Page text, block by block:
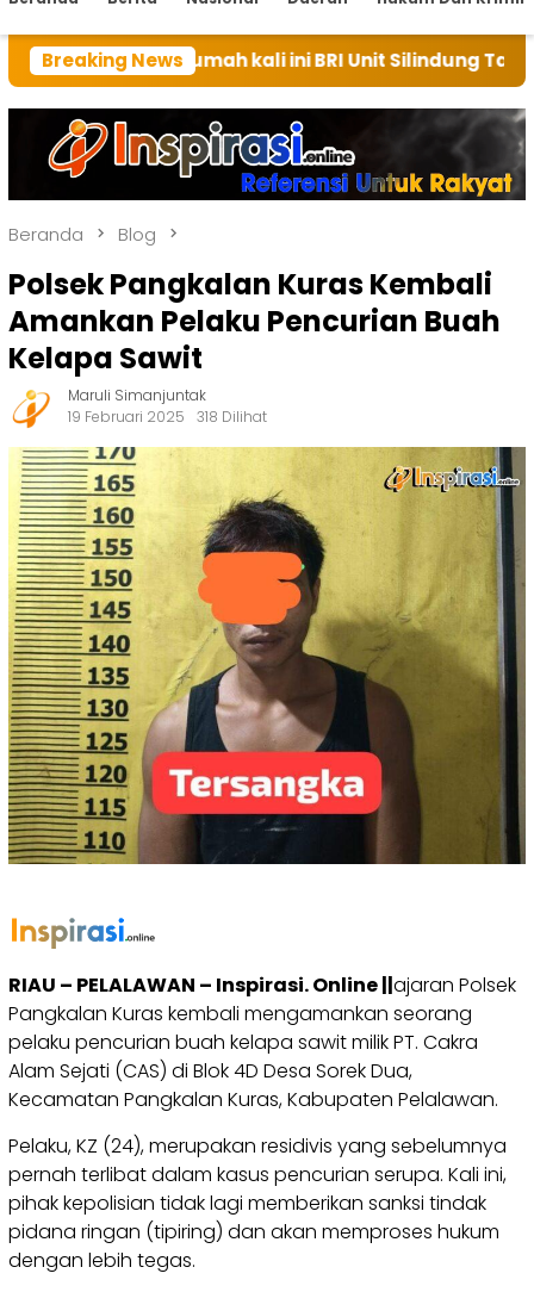
Breaking News
kali ini BRI Unit Silindung Tarutung Ingatkan
Beranda Blog
Polsek Pangkalan Kuras Kembali
Amankan Pelaku Pencurian Buah
Kelapa Sawit
Maruli Simanjuntak
19 Februari 2025
318 Dilihat
RIAU – PELALAWAN – Inspirasi. Online ||ajaran Polsek
Pangkalan Kuras kembali mengamankan seorang
pelaku pencurian buah kelapa sawit milik PT. Cakra
Alam Sejati (CAS) di Blok 4D Desa Sorek Dua,
Kecamatan Pangkalan Kuras, Kabupaten Pelalawan.
Pelaku, KZ (24), merupakan residivis yang sebelumnya
pernah terlibat dalam kasus pencurian serupa. Kali ini,
pihak kepolisian tidak lagi memberikan sanksi tindak
pidana ringan (tipiring) dan akan memproses hukum
dengan lebih tegas.